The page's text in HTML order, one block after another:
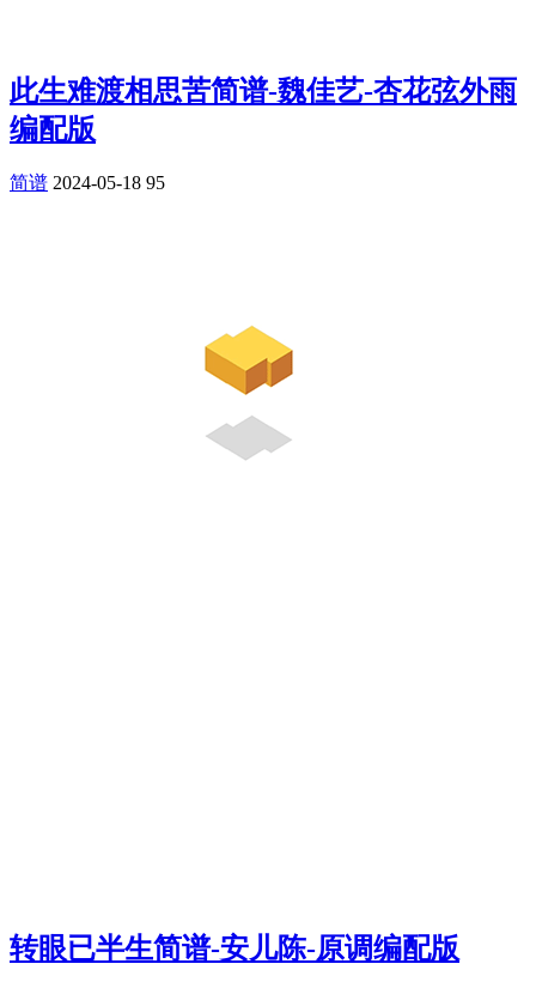
此生难渡相思苦简谱-魏佳艺-杏花弦外雨
编配版
简谱 2024-05-18 95
转眼已半生简谱-安儿陈-原调编配版